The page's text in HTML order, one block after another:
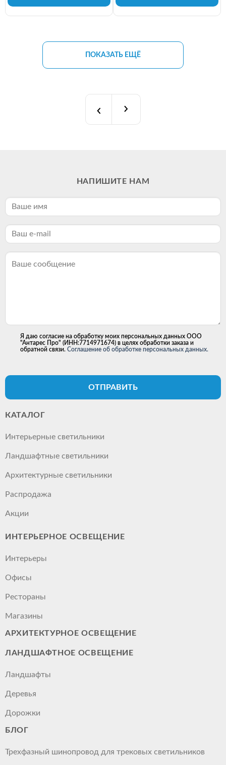
ПОКАЗАТЬ ЕЩЁ
НАПИШИТЕ НАМ
Я даю согласие на обработку моих персональных данных ООО
"Антарес Про" (ИНН:7714971674) в целях обработки заказа и
обратной связи. Соглашение об обработке персональных данных.
ОТПРАВИТЬ
КАТАЛОГ
Интерьерные светильники
Ландшафтные светильники
Архитектурные светильники
Распродажа
Акции
ИНТЕРЬЕРНОЕ ОСВЕЩЕНИЕ
Интерьеры
Офисы
Рестораны
Магазины
АРХИТЕКТУРНОЕ ОСВЕЩЕНИЕ
ЛАНДШАФТНОЕ ОСВЕЩЕНИЕ
Ландшафты
Деревья
Дорожки
БЛОГ
Трехфазный шинопровод для трековых светильников